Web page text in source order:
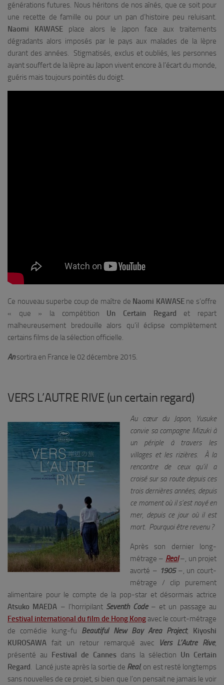
générations futures. Nous héritons de nos aînés, que ce soit pour
une recette de famille ou pour un pan d’histoire peu reluisant.
Naomi KAWASE place alors le Japon face aux traitements
dégradants alors imposés par le pays aux malades de la lèpre
durant des années. Stigmatisés, exclus et oubliés, les personnes
ayant souffert de la lèpre au Japon vivent encore à l’écart du monde,
guéris mais toujours pointés du doigt.
Ce nouveau superbe coup de maître de Naomi KAWASEne s’offre
« que » la compétition Un Certain Regard et repart
malheureusement bredouille alors qu’il éclipse complètement
certains films de la sélection officielle.
An sortira en France le 02 décembre 2015.
VERS L’AUTRE RIVE (un certain regard)
Au cœur du Japon, Yusuke
convie sa compagne Mizuki à
un périple à travers les
villages et les rizières. À la
rencontre de ceux qu’il a
croisé sur sa route depuis ces
trois dernières années, depuis
ce moment où il s’est noyé en
mer, depuis ce jour où il est
mort. Pourquoi être revenu ?
Après son dernier long-
métrage – Real–, un projet
avorté – 1905–, un court-
métrage / clip purement
alimentaire pour le compte de la pop-star et désormais actrice
Atsuko MAEDA – l’horripilant Seventh Code– et un passage au
Festival international du film de Hong Kongavec le court-métrage
de comédie kung-fu Beautiful New Bay Area Project, Kiyoshi
KUROSAWA fait un retour remarqué avec Vers L’Autre Rive,
présenté au Festival de Cannes dans la sélection Un Certain
Regard . Lancé juste après la sortie de Real, on est resté longtemps
sans nouvelles de ce projet, si bien que l’on pensait ne jamais le voir